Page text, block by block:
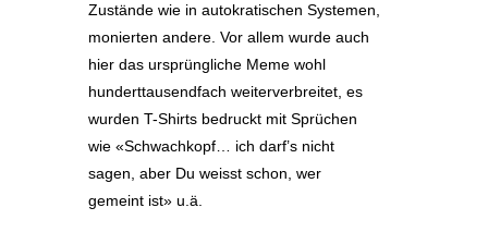
Zustände wie in autokratischen Systemen,
monierten andere. Vor allem wurde auch
hier das ursprüngliche Meme wohl
hunderttausendfach weiterverbreitet, es
wurden T-Shirts bedruckt mit Sprüchen
wie «Schwachkopf… ich darf’s nicht
sagen, aber Du weisst schon, wer
gemeint ist» u.ä.